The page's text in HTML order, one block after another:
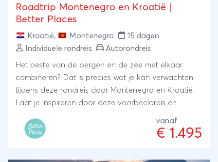
Roadtrip Montenegro en Kroatië |
Better Places
Kroatië, Montenegro
15 dagen
Individuele rondreis
Autorondreis
Het beste van de bergen en de zee met elkaar
combineren? Dat is precies wat je kan verwachten
tijdens deze rondreis door Montenegro en Kroatië.
Laat je inspireren door deze voorbeeldreis en
Ruud die in Montenegro de echt bijzondere plekken,
excursies en kleinschalige accommodaties weet te
vanaf
€ 1.495